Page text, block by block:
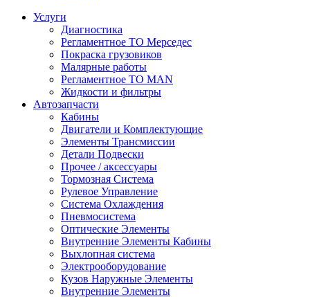
Услуги
Диагностика
Регламентное ТО Мерседес
Покраска грузовиков
Малярные работы
Регламентное ТО MAN
Жидкости и фильтры
Автозапчасти
Кабины
Двигатели и Комплектующие
Элементы Трансмиссии
Детали Подвески
Прочее / аксессуары
Тормозная Система
Рулевое Управление
Система Охлаждения
Пневмосистема
Оптические Элементы
Внутренние Элементы Кабины
Выхлопная система
Электрооборудование
Кузов Наружные Элементы
Внутренние Элементы